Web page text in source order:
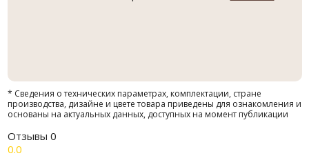
* Сведения о технических параметрах, комплектации, стране
производства, дизайне и цвете товара приведены для ознакомления и
основаны на актуальных данных, доступных на момент публикации
Отзывы 0
0.0